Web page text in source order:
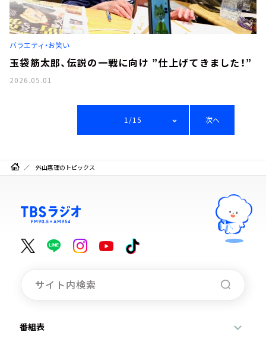
バラエティ・お笑い
玉袋筋太郎、伝説の一戦に向け ”仕上げてきました！”
2026.05.01
1/15 次へ
外山惠理のトピックス
番組表